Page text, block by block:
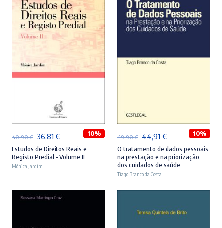
ADICIONAR
40,90€ O
preço
original
40,90 €.
36,81 €O
preço
atual
36,81 €.
10%
Estudos de Direitos Reais e
Registo Predial – Volume II
Mónica Jardim
49,90€ O
preço
original
era:
49,90 €.
44,91 €O
preço
atual
44,91 €.
10%
O tratamento de dados pessoais
na prestação e na priorização
dos cuidados de saúde
Tiago Branco da Costa